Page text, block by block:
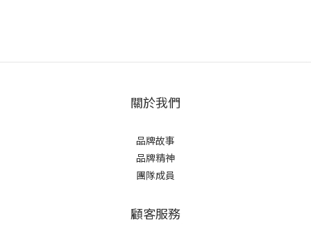
關於我們
品牌故事
品牌精神
團隊成員
顧客服務